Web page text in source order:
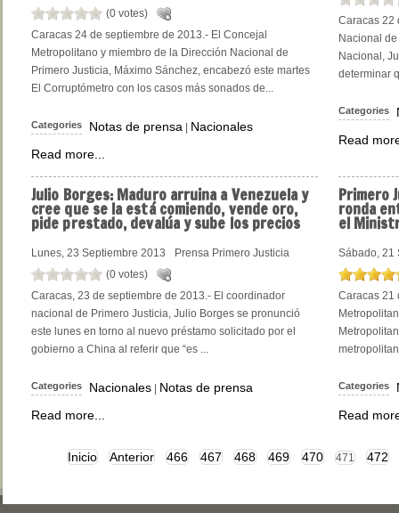
(0 votes)
Caracas 24 de septiembre de 2013.- El Concejal
Metropolitano y miembro de la Dirección Nacional de
Primero Justicia, Máximo Sánchez, encabezó este martes
El Corruptómetro con los casos más sonados de...
Categories Notas de prensa
Nacionales
Read more...
Caracas 22
Nacional
Nacional,
determinar
Categories
Read
Julio Borges: Maduro arruina a Venezuela y
cree que se la está comiendo, vende oro,
pide prestado, devalúa y sube los precios
Lunes, 23 Septiembre 2013
Prensa Primero Justicia
(0 votes)
Caracas, 23 de septiembre de 2013.- El coordinador
nacional de Primero Justicia, Julio Borges se pronunció
este lunes en torno al nuevo préstamo solicitado por el
gobierno a China al referir que “es ...
Categories Nacionales | Notas de prensa
Read more...
Primero
ronda
el
Sábado, 21
Caracas 21
Categories
Read
Inicio Anterior 466 467 468 469 470 471 472